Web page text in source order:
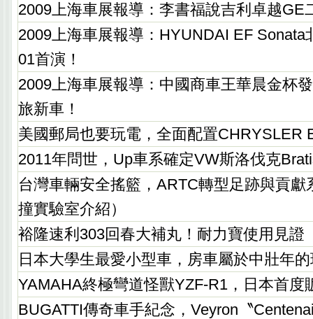
2009上海車展報導：李書福說吉利卓越GE
2009上海車展報導：HYUNDAI EF Sonata
01首演！
2009上海車展報導：中國商車王華晨金杯
旅新車！
美國郵局也要玩電，全面配置CHRYSLER
2011年問世，Up車系確定VW斯洛伐克
台灣車輛安全搖籃，ARTC轉型足跡與貢獻
撞實驗室介紹）
裕隆速利303回春大補丸！耐力寶使用見證
日本大學生最愛小型車，房車屬於中壯年
YAMAHA終極彎道怪獸YZF-R1，日本首度
BUGATTI傳奇車手紀念，Veyron〝